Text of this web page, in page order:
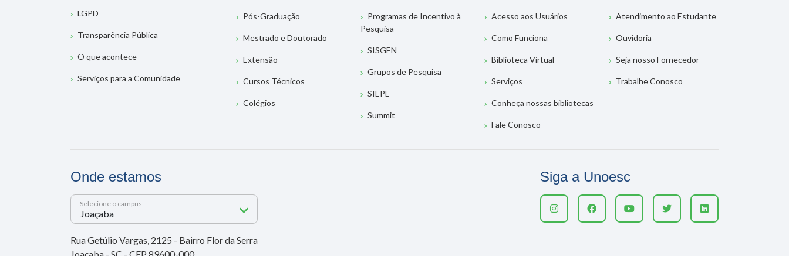
LGPD
Transparência Pública
O que acontece
Serviços para a Comunidade
Pós-Graduação
Mestrado e Doutorado
Extensão
Cursos Técnicos
Colégios
Programas de Incentivo à
Pesquisa
SISGEN
Grupos de Pesquisa
SIEPE
Summit
Acesso aos Usuários
Como Funciona
Biblioteca Virtual
Serviços
Conheça nossas bibliotecas
Fale Conosco
Atendimento ao Estudante
Ouvidoria
Seja nosso Fornecedor
Trabalhe Conosco
Onde estamos
Selecione o campus
Rua Getúlio Vargas, 2125 - Bairro Flor da Serra
Siga a Unoesc